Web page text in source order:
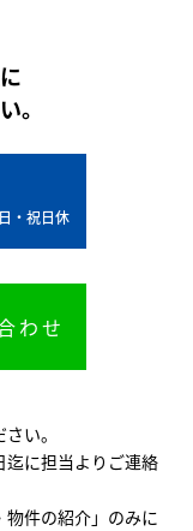
。
・祝日休
わせ
い。
迄に担当よりご連絡
件の紹介」のみに